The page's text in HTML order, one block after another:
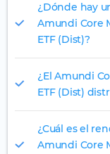
¿Dónde hay
Amundi Core
ETF (Dist)?
¿El Amundi
ETF (Dist)
¿Cuál es el
Amundi Core